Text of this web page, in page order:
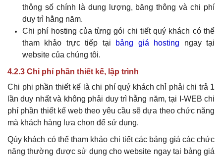
thông số chính là dung lượng, băng thông và chi phí
duy trì hằng năm.
Chi phí hosting của từng gói chi tiếtquý khách có thể
tham khảo trực tiếp tại
bảng giá hosting ngay tại
website của chúng tôi.
4.2.3 Chi phí phần thiết kế, lập trình
Chi phi phần thiết kế là chi phí quý khách chỉ phải chi trả 1
lần duy nhất và không phải duy trì hằng năm, tại I-WEB chi
phí phần thiết kế web theo yêu cầu sẽ dựa theo chức năng
mà khách hàng lựa chọn để sử dụng.
Qúy khách có thể tham khảo chi tiết các bảng giá các chức
năng thường được sử dụng cho website ngay tại bảng giá